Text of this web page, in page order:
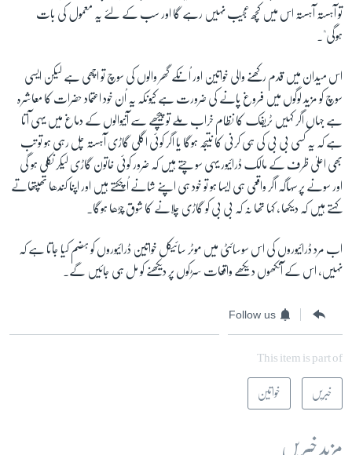
تو آہستہ آہستہ اس میں کُچھ عجیب نہیں رہے گا اور سب کے لئے یہ معمول کی بات
ہوگی"۔
اس میدان میں قدم رکھنے والی خواتین اور اُنکے گھر والوں کی سوچ تو اچھی ہے لیکن ایسی
سوچ کو مزید لوگوں میں فروغ پانے کی ضرورت ہے کیونکہ یہ اُن خود اعتماد حضرات کا معاشرہ
ہے جہاں اگر کہیں ٹریفک کا نظام خراب ملے تو پیچھے سے آنیوالوں کے دماغ میں یہی آتا
ہے کہ یہ کسی بی بی کی ہی کرنی کا نتیجہ ہوگا یا اگر کوئی اگلی گاڑی آہستہ چل رہی ہو تو تب
بھی اعلیٰ ظرف کے مالک ڈرائیور یہی سوچتے ہیں کہ ضرور کوئی خاتون گاڑی لیکر نکلی ہو گی
اور سونے پر سُہاگہ اگر واقعی ہی ایسا ہو تو خود ہی اپنے شانے اُچکتے ہیں اور اپنا کندھا تھپتھاتے
کہتے ہیں کہ دیکھا ، کہا تھا نہ کہ بی بی کو گاڑی چلانے کا شوق چڑھا ہوگا۔
اب مرد ڈرائیوروں کی اس سوسائٹی میں موٹر سائیکل خواتین ڈرائیوروں کو ہضم کیا جاتا ہے کہ
نہیں، اس کے آنکھوں دیکھے واقعات سڑکوں پر دیکھنے کو مل ہی جائیں گے۔
Follow us
This item is part of
خبریں خواتین
مزید خبریں